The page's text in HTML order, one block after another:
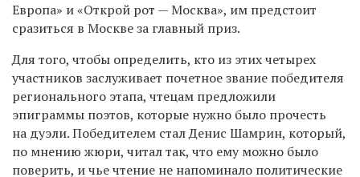
Европа» и «Открой рот — Москва», им предстоит
сразиться в Москве за главный приз.
Для того, чтобы определить, кто из этих четырех
участников заслуживает почетное звание победителя
регионального этапа, чтецам предложили
эпиграммы поэтов, которые нужно было прочесть
на дуэли. Победителем стал Денис Шамрин, который,
по мнению жюри, читал так, что ему можно было
поверить, и чье чтение не напоминало политические